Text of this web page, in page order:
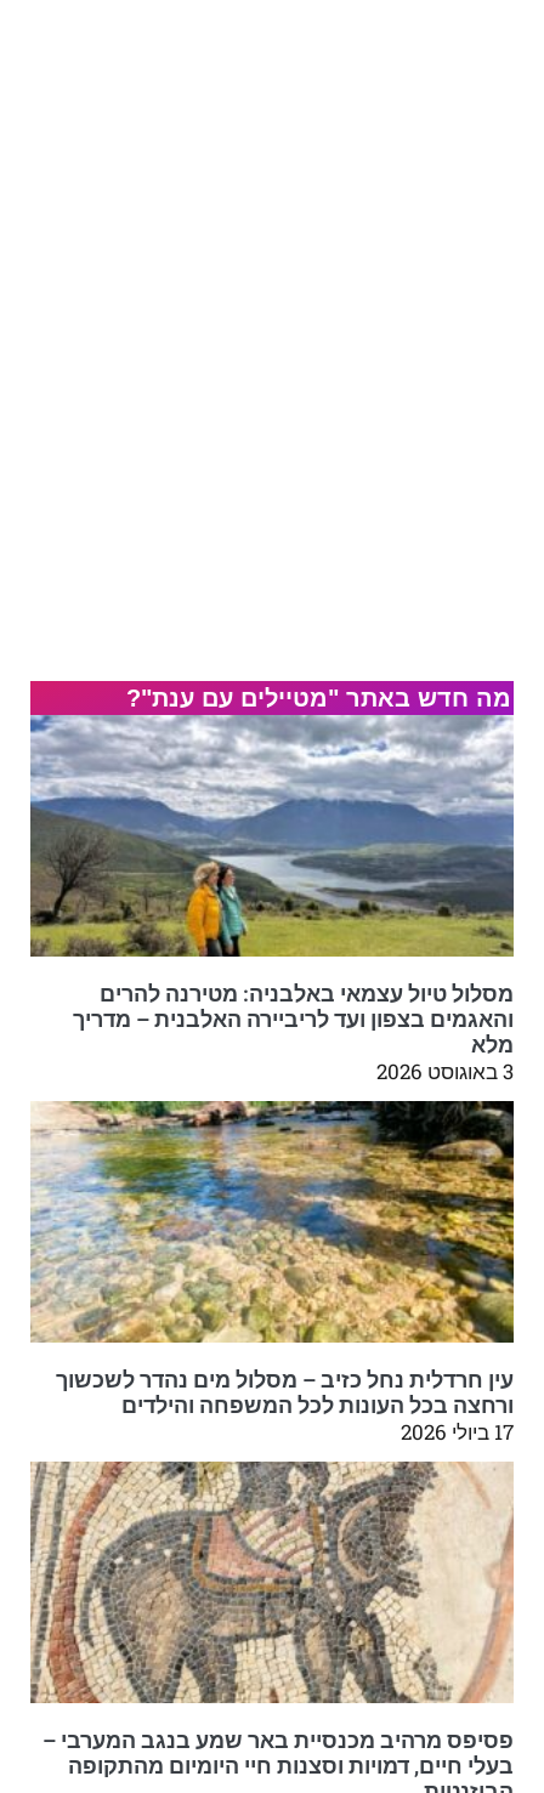
מה חדש באתר "מטיילים עם ענת"?
מסלול טיול עצמאי באלבניה: מטירנה להרים
והאגמים בצפון ועד לריביירה האלבנית – מדריך
מלא
3 באוגוסט 2026
עין חרדלית נחל כזיב – מסלול מים נהדר לשכשוך
ורחצה בכל העונות לכל המשפחה והילדים
17 ביולי 2026
פסיפס מרהיב מכנסיית באר שמע בנגב המערבי –
בעלי חיים, דמויות וסצנות חיי היומיום מהתקופה